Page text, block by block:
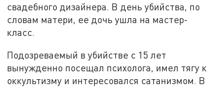
свадебного дизайнера. В день убийства, по
словам матери, ее дочь ушла на мастер-
класс.
Подозреваемый в убийстве с 15 лет
вынужденно посещал психолога, имел тягу к
оккультизму и интересовался сатанизмом. В